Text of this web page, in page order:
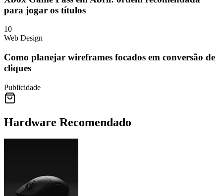
para jogar os títulos
10
Web Design
Como planejar wireframes focados em conversão de
cliques
Publicidade
Hardware Recomendado